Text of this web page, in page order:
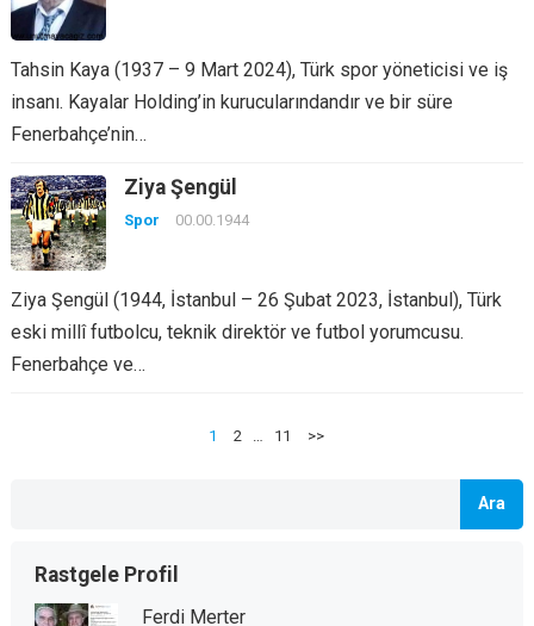
Tahsin Kaya (1937 – 9 Mart 2024), Türk spor yöneticisi ve iş
insanı. Kayalar Holding’in kurucularındandır ve bir süre
Fenerbahçe’nin…
Ziya Şengül
Spor 00.00.1944
Ziya Şengül (1944, İstanbul – 26 Şubat 2023, İstanbul), Türk
eski millî futbolcu, teknik direktör ve futbol yorumcusu.
Fenerbahçe ve…
1 2 11 >>
Ara
Rastgele Profil
Ferdi Merter